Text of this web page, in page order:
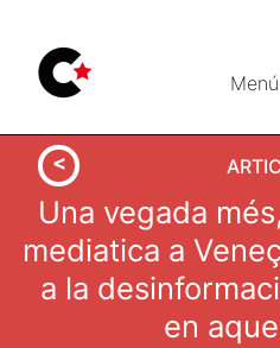
Menú
Una vegada
mediatica a
a la
en